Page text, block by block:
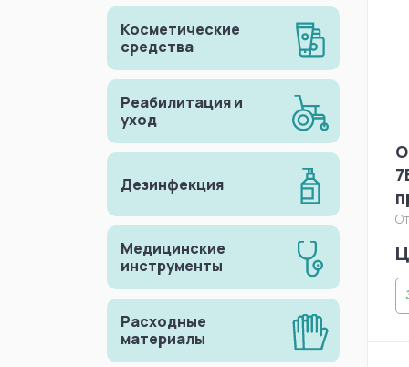
Косметические
средства
Реабилитация и
уход
Дезинфекция
Медицинские
инструменты
Расходные
материалы